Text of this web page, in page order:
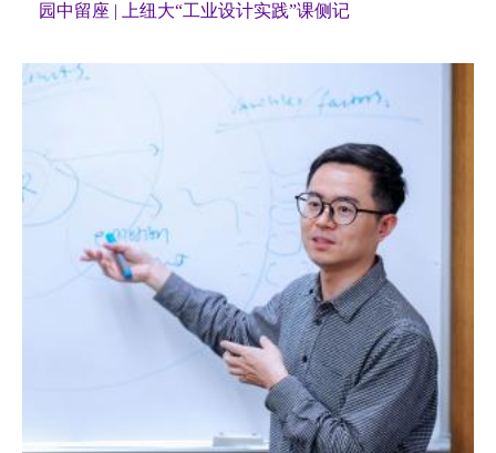
园中留座 | 上纽大“工业设计实践”课侧记